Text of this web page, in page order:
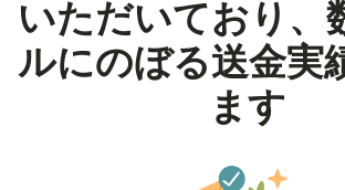
いただいており、
ルにのぼる送金実
ます